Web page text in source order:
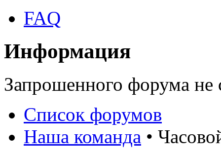
FAQ
Информация
Запрошенного форума не
Список форумов
Наша команда •